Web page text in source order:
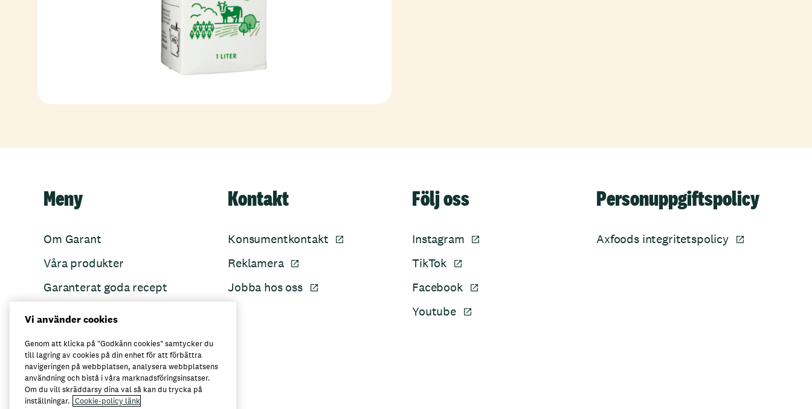
Meny
Om Garant
Våra produkter
Garanterat goda recept
Kontakt
Konsumentkontakt
Reklamera
Jobba hos oss
Följ oss
Instagram
TikTok
Facebook
Youtube
Personuppgiftspolicy
Axfoods integritetspolicy
Här kan du köpa Garant
Vi använder cookies
Genom att klicka på "Godkänn cookies" samtycker du
till lagring av cookies på din enhet för att förbättra
navigeringen på webbplatsen, analysera webbplatsens
användning och bistå i våra marknadsföringsinsatser.
Om du vill skräddarsy dina val så kan du trycka på
inställningar. Cookie-policy länk